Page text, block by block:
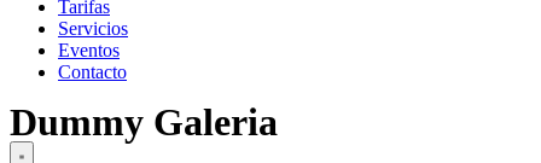
Tarifas
Servicios
Eventos
Contacto
Dummy Galeria